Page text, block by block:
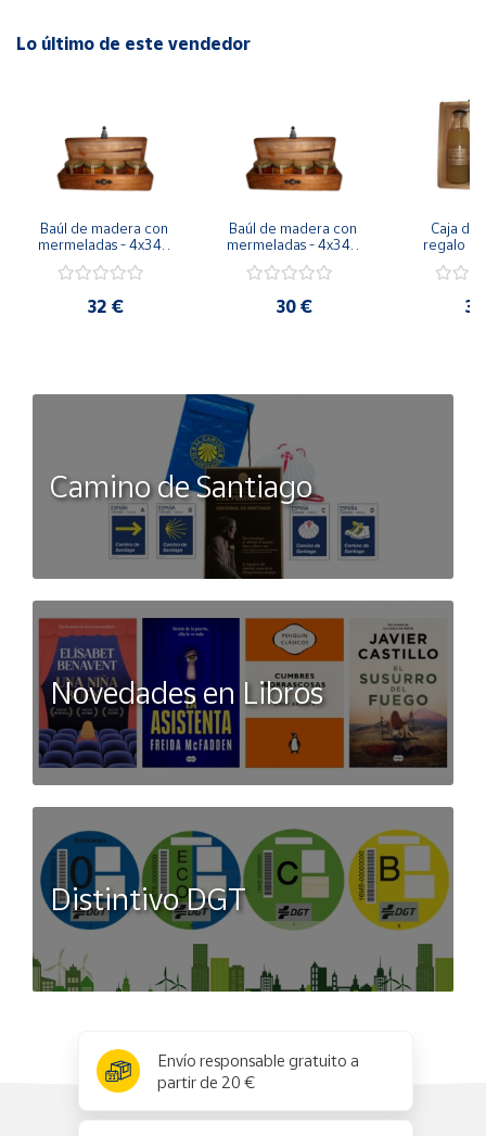
Lo último de este vendedor
Baúl de madera con
mermeladas - 4x340
32 €
Baúl de madera con
mermeladas - 4x340
30 €
Caja de
regalo
Camino de Santiago
Novedades en Libros
Distintivo DGT
Envío responsable gratuito a
partir de 20 €